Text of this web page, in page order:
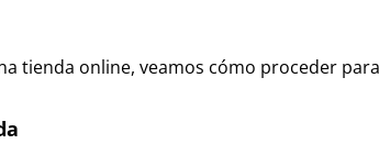
tienda online, veamos cómo proceder